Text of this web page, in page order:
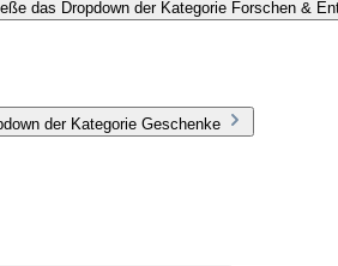
das Dropdown der Kategorie Forschen &
der Kategorie Geschenke